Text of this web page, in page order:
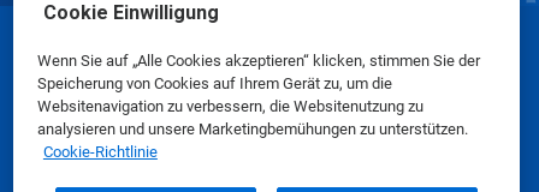
Cookie Einwilligung
Wenn Sie auf „Alle Cookies akzeptieren“ klicken, stimmen Sie der
Speicherung von Cookies auf Ihrem Gerät zu, um die
Websitenavigation zu verbessern, die Websitenutzung zu
analysieren und unsere Marketingbemühungen zu unterstützen.
Cookie-Richtlinie
© Ecolab Inc. 2025
Sicherheitsdatenblätter|Datenschutzrichtlinie